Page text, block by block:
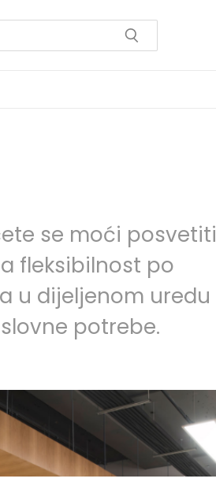
se moći posvetiti
fleksibilnost po
u dijeljenom uredu
potrebe.